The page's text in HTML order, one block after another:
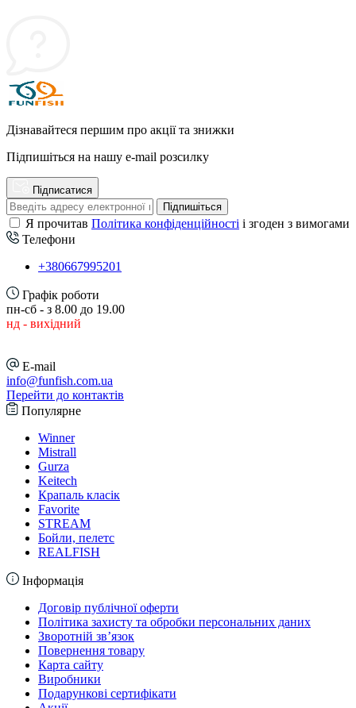
Дізнавайтеся першим про акції та знижки
Підпишіться на нашу e-mail розсилку
Підписатися
Підпишіться
Я прочитав Політика конфіденційності і згоден з вимогами
Телефони
+380667995201
Графік роботи
пн-сб - з 8.00 до 19.00
нд - вихідний
E-mail
info@funfish.com.ua
Перейти до контактів
Популярне
Winner
Mistrall
Gurza
Keitech
Крапаль класік
Favorite
STREAM
Бойли, пелетс
REALFISH
Інформація
Договір публічної оферти
Політика захисту та обробки персональних даних
Зворотній зв’язок
Повернення товару
Карта сайту
Виробники
Подарункові сертифікати